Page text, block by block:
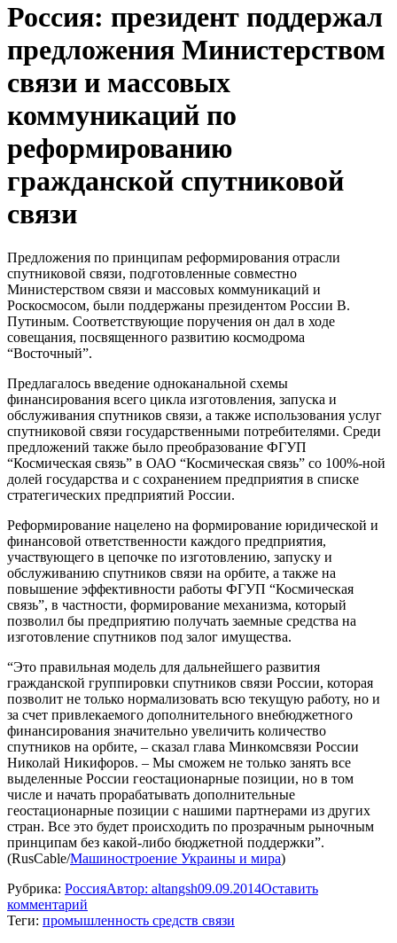
Россия: президент поддержал
предложения Министерством
связи и массовых
коммуникаций по
реформированию
гражданской спутниковой
связи
Предложения по принципам реформирования отрасли
спутниковой связи, подготовленные совместно
Министерством связи и массовых коммуникаций и
Роскосмосом, были поддержаны президентом России В.
Путиным. Соответствующие поручения он дал в ходе
совещания, посвященного развитию космодрома
“Восточный”.
Предлагалось введение одноканальной схемы
финансирования всего цикла изготовления, запуска и
обслуживания спутников связи, а также использования услуг
спутниковой связи государственными потребителями. Среди
предложений также было преобразование ФГУП
“Космическая связь” в ОАО “Космическая связь” со 100%-ной
долей государства и с сохранением предприятия в списке
стратегических предприятий России.
Реформирование нацелено на формирование юридической и
финансовой ответственности каждого предприятия,
участвующего в цепочке по изготовлению, запуску и
обслуживанию спутников связи на орбите, а также на
повышение эффективности работы ФГУП “Космическая
связь”, в частности, формирование механизма, который
позволил бы предприятию получать заемные средства на
изготовление спутников под залог имущества.
“Это правильная модель для дальнейшего развития
гражданской группировки спутников связи России, которая
позволит не только нормализовать всю текущую работу, но и
за счет привлекаемого дополнительного внебюджетного
финансирования значительно увеличить количество
спутников на орбите, – сказал глава Минкомсвязи России
Николай Никифоров. – Мы сможем не только занять все
выделенные России геостационарные позиции, но в том
числе и начать прорабатывать дополнительные
геостационарные позиции с нашими партнерами из других
стран. Все это будет происходить по прозрачным рыночным
принципам без какой-либо бюджетной поддержки”.
(RusCable/Машиностроение Украины и мира)
Рубрика: РоссияАвтор: altangsh09.09.2014Оставить
комментарий
Теги: промышленность средств связи